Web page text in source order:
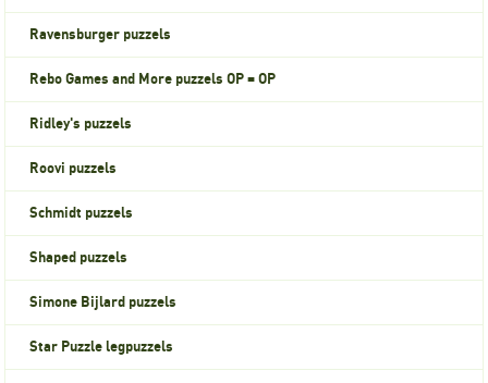
Ravensburger puzzels
Rebo Games and More puzzels OP = OP
Ridley's puzzels
Roovi puzzels
Schmidt puzzels
Shaped puzzels
Simone Bijlard puzzels
Star Puzzle legpuzzels